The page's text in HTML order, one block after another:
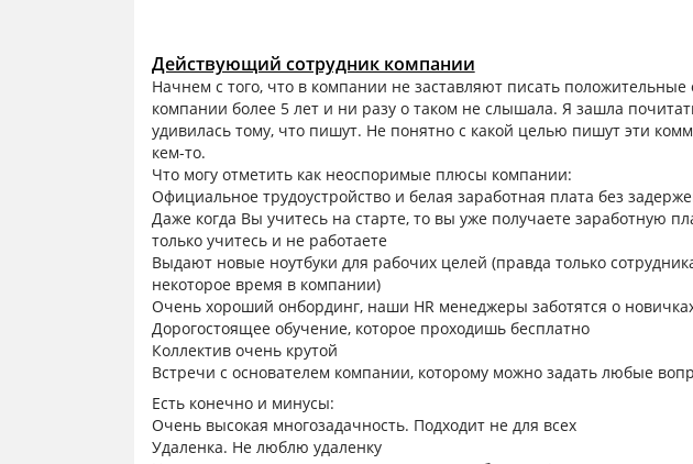
Действующий сотрудник компании
Начнем с того, что в компании не заставляют писать
компании более 5 лет и ни разу о таком не слышала. Я зашла
удивилась тому, что пишут. Не понятно с какой целью пишут эти
кем-то.
Что могу отметить как неоспоримые плюсы компании:
Официальное трудоустройство и белая заработная плата без
Даже когда Вы учитесь на старте, то вы уже получаете заработную
только учитесь и не работаете
Выдают новые ноутбуки для рабочих целей (правда только
некоторое время в компании)
Очень хороший онбординг, наши HR менеджеры заботятся о
Дорогостоящее обучение, которое проходишь бесплатно
Коллектив очень крутой
Встречи с основателем компании, которому можно задать любые
Есть конечно и минусы:
Очень высокая многозадачность. Подходит не для всех
Удаленка. Не люблю удаленку